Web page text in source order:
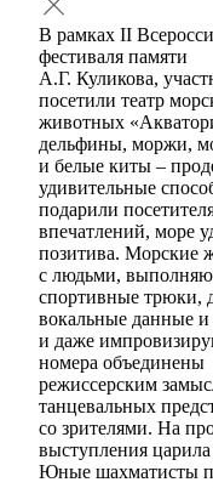
В рамках II
фестиваля памяти
А.Г. Куликова,
посетили театр
животных
дельфины, моржи,
и белые киты –
удивительные
подарили
впечатлений, море
позитива. Морские
с людьми,
спортивные трюки,
вокальные данные и
и даже
номера объединены
режиссерским
танцевальных
со зрителями. На
выступления царила
Юные шахматисты